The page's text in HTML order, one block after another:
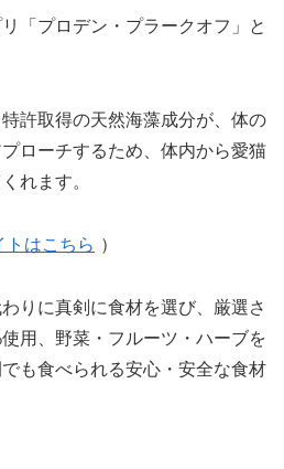
「プロデン・プラークオフ」と
許取得の天然海藻成分が、体の
ローチするため、体内から愛猫
れます。
トはこちら ）
りに真剣に食材を選び、厳選さ
用、野菜・フルーツ・ハーブを
も食べられる安心・安全な食材